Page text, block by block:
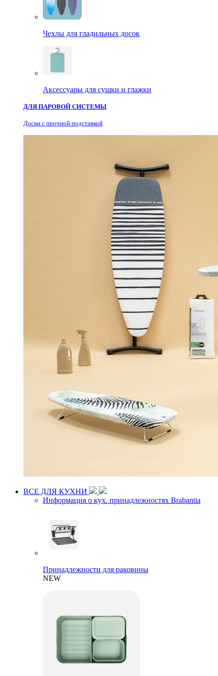
Чехлы для гладильных досок
Аксессуары для сушки и глажки
ДЛЯ ПАРОВОЙ СИСТЕМЫ
Доски с прочной подставкой
ВСЕ ДЛЯ КУХНИ
Информация о кух. принадлежностях Brabantia
Принадлежности для раковины
NEW